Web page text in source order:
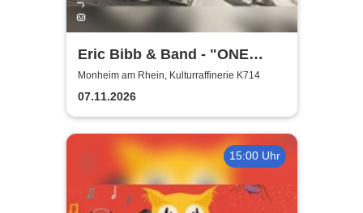
Eric Bibb & Band - "ONE
MISSISSIPPI" World Tour
2026
Monheim am Rhein, Kulturraffinerie K714
07.11.2026
15:00 Uhr